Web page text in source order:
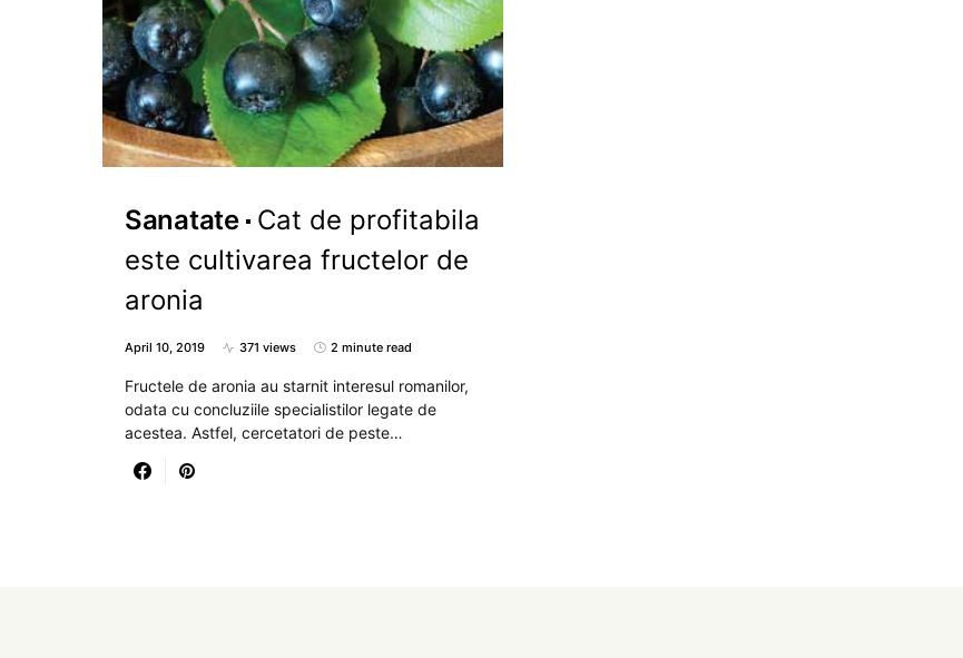
Sanatate Cat de profitabila
este cultivarea fructelor de
aronia
April 10, 2019 371 views 2 minute read
Fructele de aronia au starnit interesul romanilor,
odata cu concluziile specialistilor legate de
acestea. Astfel, cercetatori de peste…